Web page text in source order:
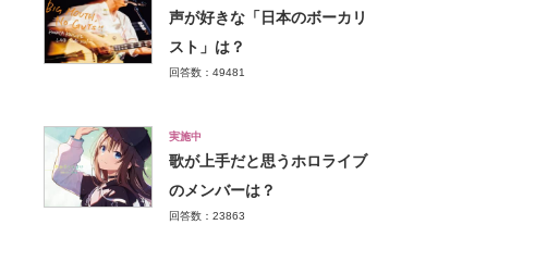
声が好きな「日本のボーカリ
スト」は？
回答数：49481
実施中
歌が上手だと思うホロライブ
のメンバーは？
回答数：23863